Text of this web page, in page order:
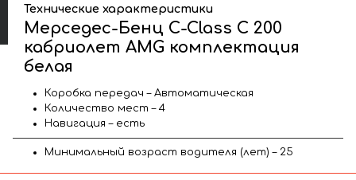
Технические характеристики
Мерседес-Бенц C-Class C 200
кабриолет AMG комплектация
белая
Коробка передач – Автоматическая
Количество мест – 4
Навигация – есть
Минимальный возраст водителя (лет) – 25